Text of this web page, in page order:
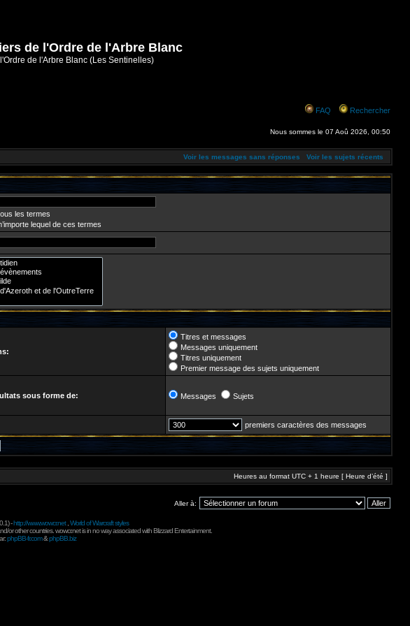
de l'Ordre de l'Arbre Blanc
de l'Arbre Blanc (Les Sentinelles)
FAQ Rechercher
Nous sommes le 07 Aoû 2026, 00:50
Voir les messages sans réponses Voir les sujets récents
les termes
lequel de ces termes
Titres et messages
Messages uniquement
Titres uniquement
Premier message des sujets uniquement
sous forme de: Messages Sujets
premiers caractères des messages
Heures au format UTC + 1 heure [ Heure d’été ]
Aller à:
-http://www.wowcr.net, World of Warcraft styles
or other countries. wowcr.net is in no way associated with Blizzard Entertainment.
phpBB-fr.com&phpBB.biz